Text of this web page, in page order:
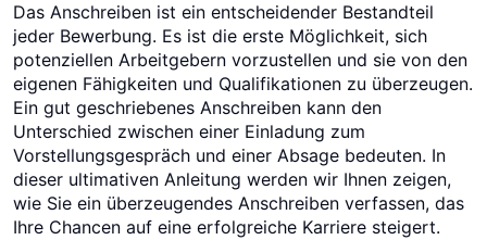
Das Anschreiben ist ein entscheidender Bestandteil
jeder Bewerbung. Es ist die erste Möglichkeit, sich
potenziellen Arbeitgebern vorzustellen und sie von den
eigenen Fähigkeiten und Qualifikationen zu überzeugen.
Ein gut geschriebenes Anschreiben kann den
Unterschied zwischen einer Einladung zum
Vorstellungsgespräch und einer Absage bedeuten. In
dieser ultimativen Anleitung werden wir Ihnen zeigen,
wie Sie ein überzeugendes Anschreiben verfassen, das
Ihre Chancen auf eine erfolgreiche Karriere steigert.